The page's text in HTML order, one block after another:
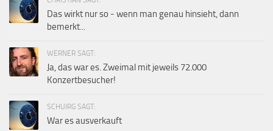
Das wirkt nur so - wenn man genau hinsieht, dann
bemerkt...
WERNER SAGT:
Ja, das war es. Zweimal mit jeweils 72.000
Konzertbesucher!
SCHUIRG SAGT:
War es ausverkauft